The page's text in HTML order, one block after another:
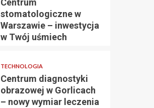
2 min odczytu
UNCATEGORIZED
Centrum
Warszawie –
Twój uśmiech
admin 3 dni temu
Centrum
stomatologiczne w
Warszawie – inwestycja
w Twój uśmiech
TECHNOLOGIA
Centrum diagnostyki
obrazowej w Gorlicach
– nowy wymiar leczenia